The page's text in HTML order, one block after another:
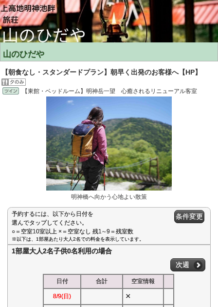
山のひだや
【朝食なし・スタンダードプラン】朝早く出発のお客様へ【HP】
【東館・ベッドルーム】明神岳一望 心癒されるリニューアル客室
明神橋へ向かう心地よい散策
予約するには、以下から日付を
選んでタップしてください。
○＝空室10室以上 ×＝空室なし 残1∼9＝残室数
条件変更
※以下は、1部屋あたり大人2名での料金を表示しています。
1部屋大人2名子供0名利用の場合
次週
日付 合計 空室情報
8/9(日) ×